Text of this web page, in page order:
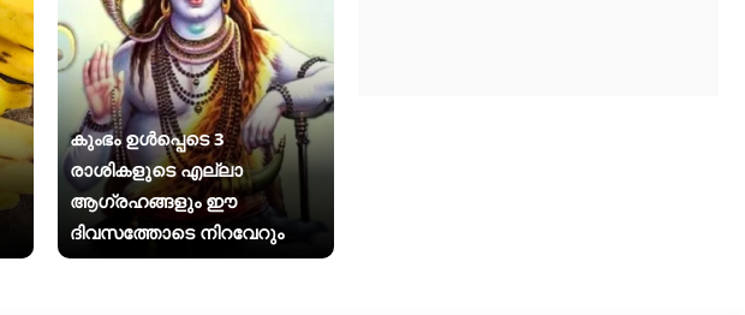
കുംഭം ഉൾപ്പെടെ 3
രാശികളുടെ എല്ലാ
ആഗ്രഹങ്ങളും ഈ
ദിവസത്തോടെ നിറവേറും